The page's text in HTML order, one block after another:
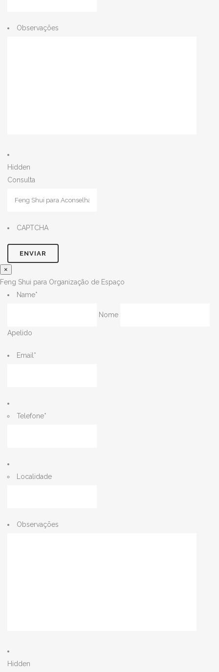
Observações
Hidden
Consulta
CAPTCHA
×
Feng Shui para Organização de Espaço
Name*
Nome
Apelido
Email *
Telefone*
Localidade
Observações
Hidden